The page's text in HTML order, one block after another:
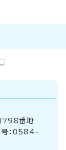
798番地
：0584-